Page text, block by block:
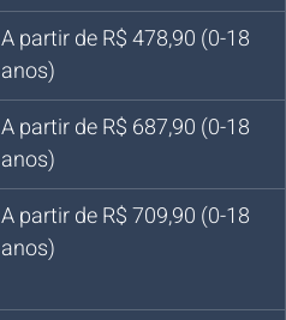
A partir de R$ 478,90 (0-18
anos)
A partir de R$ 687,90 (0-18
anos)
A partir de R$ 709,90 (0-18
anos)